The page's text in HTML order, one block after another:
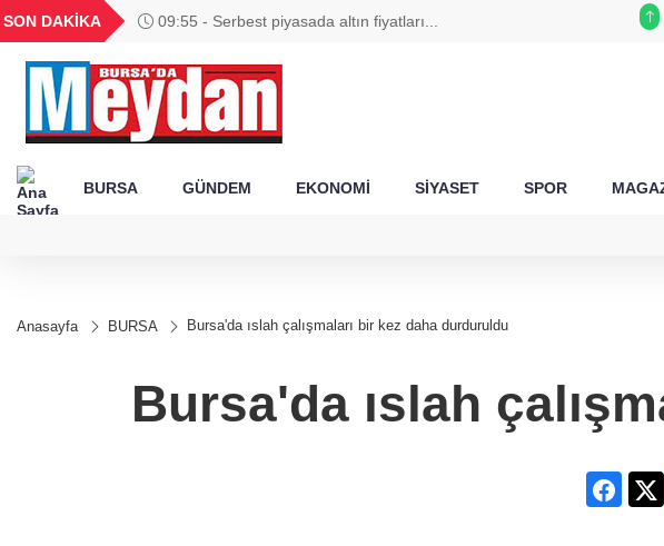
SON DAKİKA 09:55 - Serbest piyasada altın fiyatları...
GEL
18,1997
16,2487
28,0626
BURSA GÜNDEM EKONOMİ SİYASET SPOR
Anasayfa BURSA Bursa'da ıslah çalışmaları bir kez daha durduruldu
Bursa'da ıslah